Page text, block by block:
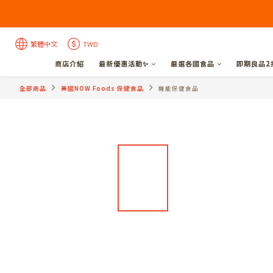
繁體中文
TWD
商店介紹
最新優惠活動✨ 嚴選各國食品 即期良品2
全部商品 美國NOW Foods 保健食品 機能保健食品